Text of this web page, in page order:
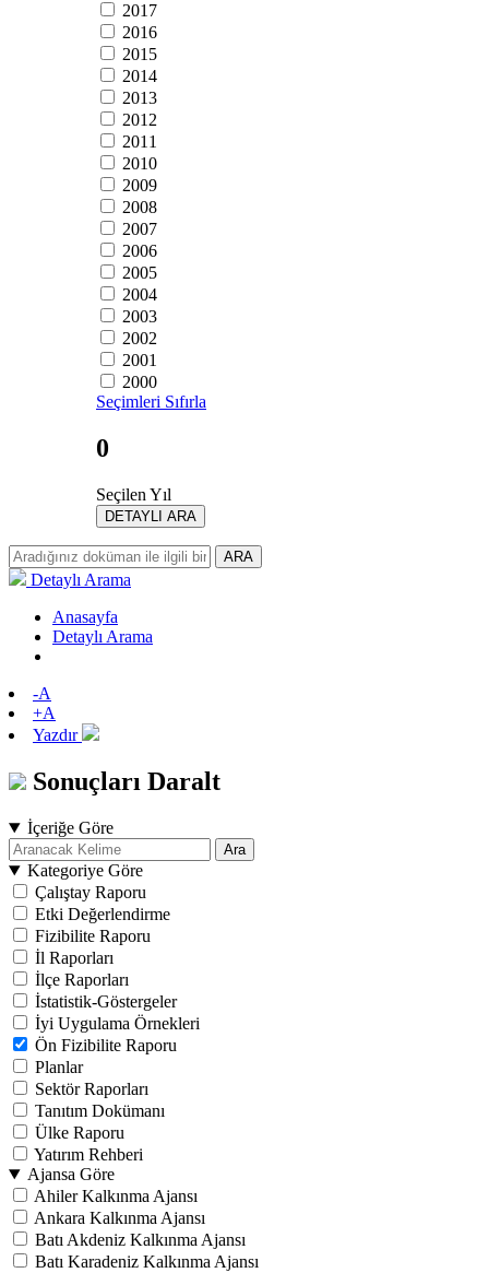
2017
2016
2015
2014
2013
2012
2011
2010
2009
2008
2007
2006
2005
2004
2003
2002
2001
2000
Seçimleri Sıfırla
0
Seçilen Yıl
DETAYLI ARA
ARA
Detaylı Arama
Anasayfa
Detaylı Arama
-A
+A
Yazdır
Sonuçları Daralt
İçeriğe Göre
Ara
Kategoriye Göre
Çalıştay Raporu
Etki Değerlendirme
Fizibilite Raporu
İl Raporları
İlçe Raporları
İstatistik-Göstergeler
İyi Uygulama Örnekleri
Ön Fizibilite Raporu
Planlar
Sektör Raporları
Tanıtım Dokümanı
Ülke Raporu
Yatırım Rehberi
Ajansa Göre
Ahiler Kalkınma Ajansı
Ankara Kalkınma Ajansı
Batı Akdeniz Kalkınma Ajansı
Batı Karadeniz Kalkınma Ajansı